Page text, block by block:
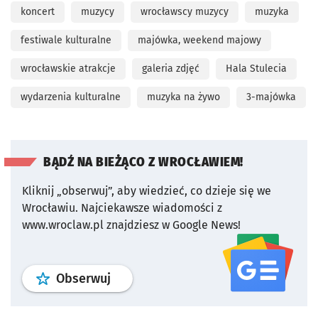
koncert muzycy wrocławscy muzycy muzyka
festiwale kulturalne majówka, weekend majowy
wrocławskie atrakcje galeria zdjęć Hala Stulecia
wydarzenia kulturalne muzyka na żywo 3-majówka
BĄDŹ NA BIEŻĄCO Z WROCŁAWIEM!
Kliknij „obserwuj”, aby wiedzieć, co dzieje się we
Wrocławiu. Najciekawsze wiadomości z
www.wroclaw.pl znajdziesz w Google News!
Obserwuj profil serwisu